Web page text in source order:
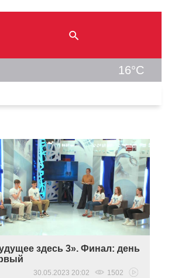
16°C
здесь 3». Финал: день
30.05.2023 20:02 1502